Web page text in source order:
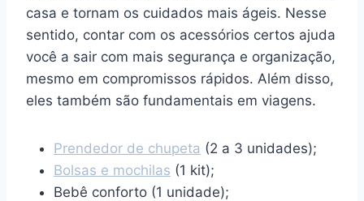
casa e tornam os cuidados mais ágeis. Nesse
sentido, contar com os acessórios certos ajuda
você a sair com mais segurança e organização,
mesmo em compromissos rápidos. Além disso,
eles também são fundamentais em viagens.
Prendedor de chupeta (2 a 3 unidades);
Bolsas e mochilas (1 kit);
Bebê conforto (1 unidade);